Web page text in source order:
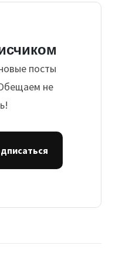
посты
не